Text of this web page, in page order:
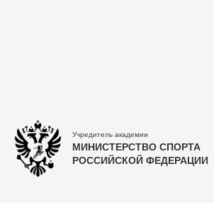
Учредитель академии
МИНИСТЕРСТВО СПОРТА
РОССИЙСКОЙ ФЕДЕРАЦИИ